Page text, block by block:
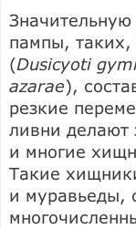
пампы, таких,
(Dusicyoti
azarae),
резкие
ливни делают
и многие
Такие
и муравьеды,